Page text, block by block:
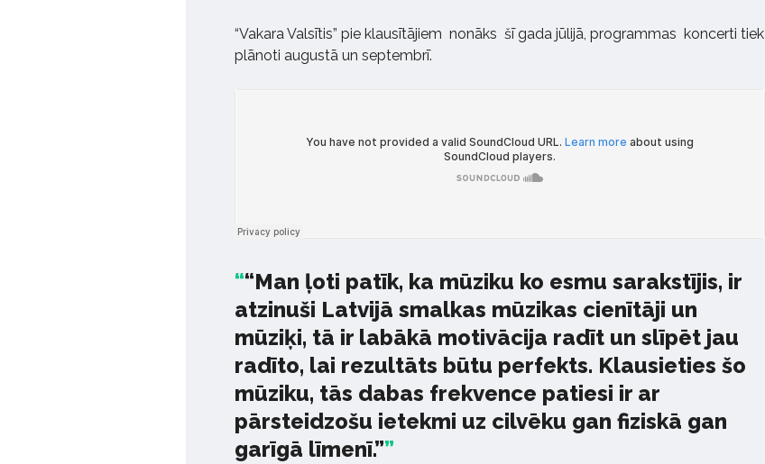
“Vakara Valsītis” pie klausītājiem nonāks šī gada jūlijā, programmas koncerti tiek
plānoti augustā un septembrī.
“Man ļoti patīk, ka mūziku ko esmu sarakstījis, ir
atzinuši Latvijā smalkas mūzikas cienītāji un
mūziķi, tā ir labākā motivācija radīt un slīpēt jau
radīto, lai rezultāts būtu perfekts. Klausieties šo
mūziku, tās dabas frekvence patiesi ir ar
pārsteidzošu ietekmi uz cilvēku gan fiziskā gan
garīgā līmenī.”